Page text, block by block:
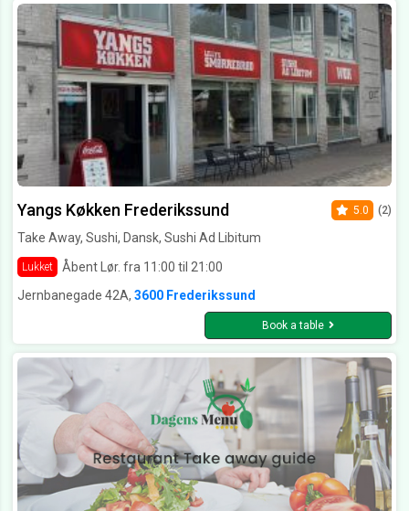
Yangs Køkken Frederikssund
Take Away, Sushi, Dansk, Sushi Ad Libitum
Lukket Åbent Lør. fra 11:00 til 21:00
5.0 (2)
Jernbanegade 42A, 3600 Frederikssund
Book a table